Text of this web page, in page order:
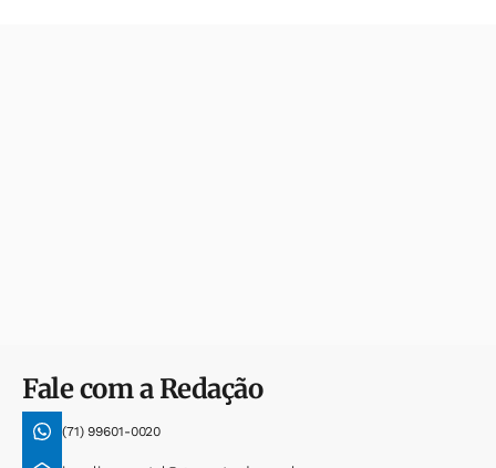
Fale com a Redação
(71) 99601-0020